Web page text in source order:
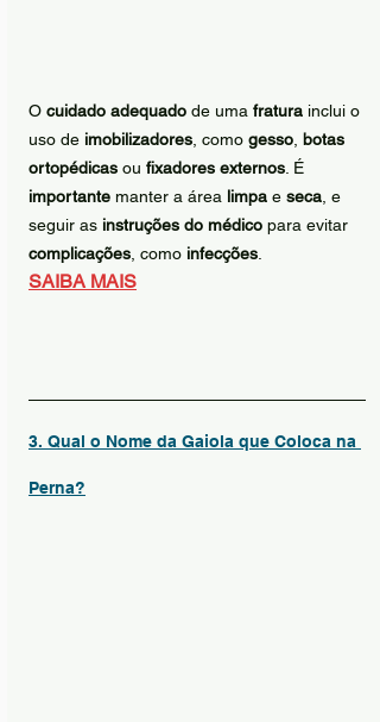
O cuidado adequado de uma fratura inclui o
uso de imobilizadores , como gesso botas
ortopédicas ou fixadores externos . É
importante manter a área limpa e seca , e
seguir as instruções do médico para evitar
complicações , como infecções
SAIBA MAIS
3. Qual o Nome da Gaiola que Coloca na
Perna?